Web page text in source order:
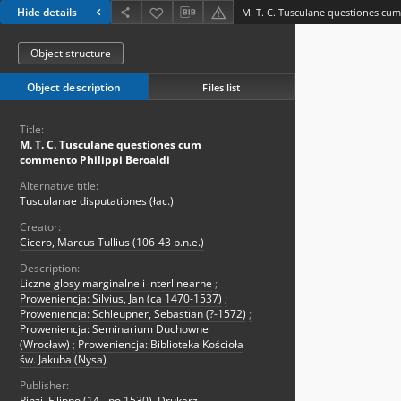
Hide details
Object structure
Object description Files list
Title:
M. T. C. Tusculane questiones cum
commento Philippi Beroaldi
Alternative title:
Tusculanae disputationes (łac.)
Creator:
Cicero, Marcus Tullius (106-43 p.n.e.)
Description:
Liczne glosy marginalne i interlinearne ;
Proweniencja: Silvius, Jan (ca 1470-1537) ;
Proweniencja: Schleupner, Sebastian (?-1572) ;
Proweniencja: Seminarium Duchowne
(Wrocław) ; Proweniencja: Biblioteka Kościoła
św. Jakuba (Nysa)
Publisher: